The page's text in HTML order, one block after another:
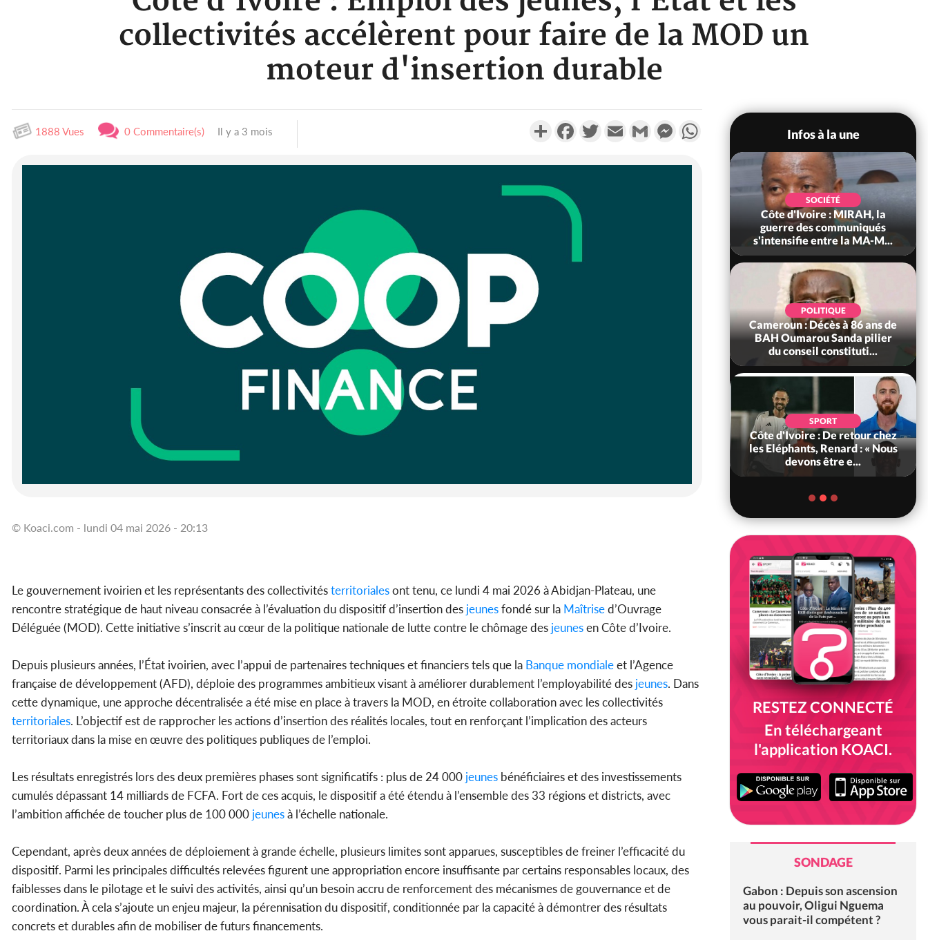
collectivités accélèrent pour faire de la MOD un
moteur d'insertion durable
1888 Vues 0 Commentaire(s) Il y a 3 mois PartagerFacebookTwitterEmail Gmail MessengerWhatsApp
© Koaci.com - lundi 04 mai 2026 - 20:13
Le gouvernement ivoirien et les représentants des collectivitésterritorialesont tenu, ce lundi 4 mai 2026 à Abidjan-Plateau, une
rencontre stratégique de haut niveau consacrée à l’évaluation du dispositif d’insertion des jeunesfondé sur la Maîtrised’Ouvrage
Déléguée (MOD). Cette initiative s’inscrit au cœur de la politique nationale de lutte contre le chômage des jeunesen Côte d’Ivoire.
Depuis plusieurs années, l’État ivoirien, avec l’appui de partenaires techniques et financiers tels que la Banque mondialeet l’Agence
française de développement (AFD), déploie des programmes ambitieux visant à améliorer durablement l’employabilité des jeunes. Dans
cette dynamique, une approche décentralisée a été mise en place à travers la MOD, en étroite collaboration avec les collectivités
territoriales. L’objectif est de rapprocher les actions d’insertion des réalités locales, tout en renforçant l’implication des acteurs
territoriaux dans la mise en œuvre des politiques publiques de l’emploi.
Les résultats enregistrés lors des deux premières phases sont significatifs : plus de 24 000 jeunes bénéficiaires et des investissements
cumulés dépassant 14 milliards de FCFA. Fort de ces acquis, le dispositif a été étendu à l’ensemble des 33 régions et districts, avec
l’ambition affichée de toucher plus de 100 000 jeunesà l’échelle nationale.
Cependant, après deux années de déploiement à grande échelle, plusieurs limites sont apparues, susceptibles de freiner l’efficacité du
dispositif. Parmi les principales difficultés relevées figurent une appropriation encore insuffisante par certains responsables locaux, des
faiblesses dans le pilotage et le suivi des activités, ainsi qu’un besoin accru de renforcement des mécanismes de gouvernance et de
coordination. À cela s’ajoute un enjeu majeur, la pérennisation du dispositif, conditionnée par la capacité à démontrer des résultats
concrets et durables afin de mobiliser de futurs financements.
Infos à la une
Côte d'Ivoire : Man, deux
personnes périssent dans un
SOCIÉTÉ
Côte d'Ivoire : MIRAH, la
guerre des communiqués
s'intensifie entre la MA-M...
POLITIQUE
Cameroun : Décès à 86 ans de
BAH Oumarou Sanda pilier
du conseil constituti...
SPORT
Côte d'Ivoire : De retour chez
les Eléphants, Renard : « Nous
devons être e...
RESTEZ CONNECTÉ
En téléchargeant
l'application KOACI.
SONDAGE
Gabon : Depuis son ascension
au pouvoir, Oligui Nguema
vous parait-il compétent ?